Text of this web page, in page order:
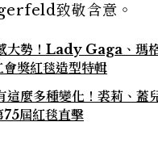
致敬含意。
大勢！Lady Gaga、瑪
獎紅毯造型特輯
這麼多種變化！裘莉、蓋
屆紅毯直擊